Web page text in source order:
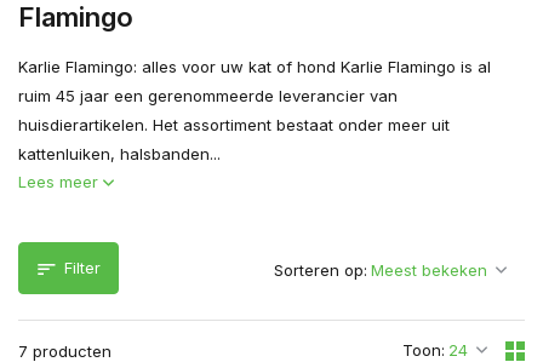
Flamingo
Karlie Flamingo: alles voor uw kat of hond Karlie Flamingo is al
ruim 45 jaar een gerenommeerde leverancier van
huisdierartikelen. Het assortiment bestaat onder meer uit
kattenluiken, halsbanden...
Lees meer
Filter
7 producten Toon:
Sorteren op: